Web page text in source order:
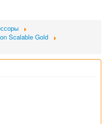
Scalable Gold